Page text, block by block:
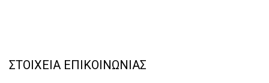
ΣΤΟΙΧΕΙΑ ΕΠΙΚΟΙΝΩΝΙΑΣ